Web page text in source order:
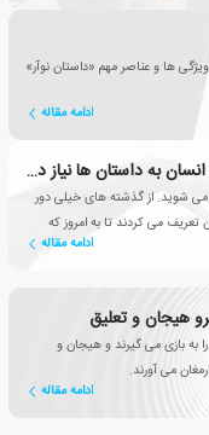
در این مطلب قصد داریم به شکل خلاصه با ویژگی ها و عناصر مهم «داستان نوآر»
ادامه مقاله
اعتیاد ما به ادبیات داستانی: چرا انسان به داستان ها نیاز دارد؟
می شوید. از گذشته های خیلی دور
می کردند تا به امروز که
ادامه مقاله
هیجان و تعلیق
به بازی می گیرند و هیجان و
می آورند.
ادامه مقاله